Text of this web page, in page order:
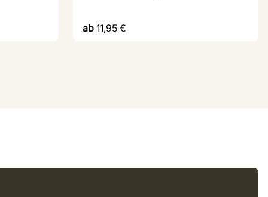
ab 11,95 €